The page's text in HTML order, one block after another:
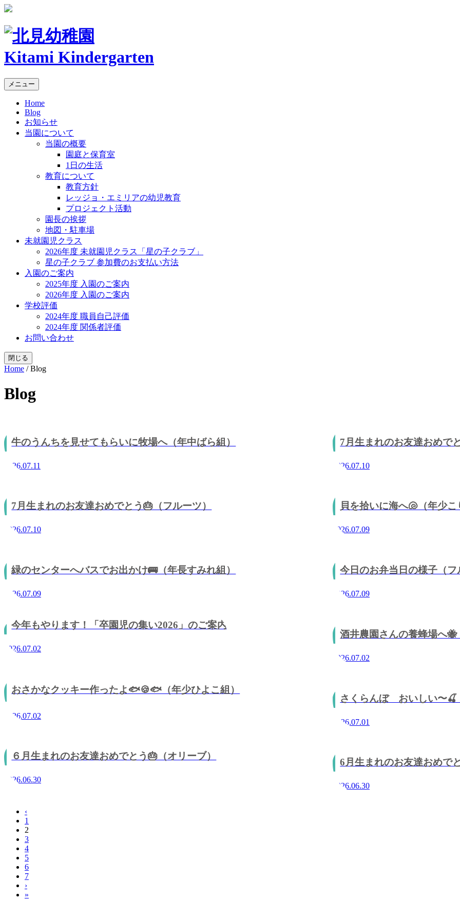
Kitami Kindergarten
メニュー
Home
Blog
お知らせ
当園について
当園の概要
園庭と保育室
1日の生活
教育について
教育方針
レッジョ・エミリアの幼児教育
プロジェクト活動
園長の挨拶
地図・駐車場
未就園児クラス
2026年度 未就園児クラス「星の子クラブ」
星の子クラブ 参加費のお支払い方法
入園のご案内
2025年度 入園のご案内
2026年度 入園のご案内
学校評価
2024年度 職員自己評価
2024年度 関係者評価
お問い合わせ
閉じる
Home /Blog
Blog
牛のうんちを見せてもらいに牧場へ（年中ばら組）
2026.07.11
7月生まれのお友達おめで
2026.07.10
7月生まれのお友達おめでとう🎂（フルーツ）
2026.07.10
貝を拾いに海へ🐚（年少こ
2026.07.09
緑のセンターへバスでお出かけ🚌（年長すみれ組）
2026.07.09
今日のお弁当日の様子（フ
2026.07.09
今年もやります！「卒園児の集い2026」のご案内
2026.07.02
酒井農園さんの養蜂場へ🐝
2026.07.02
おさかなクッキー作ったよ🐟🍪🐟（年少ひよこ組）
2026.07.02
さくらんぼ おいしい〜🍒
2026.07.01
６月生まれのお友達おめでとう🎂（オリーブ）
2026.06.30
6月生まれのお友達おめで
2026.06.30
‹
1
2
3
4
5
6
7
›
»